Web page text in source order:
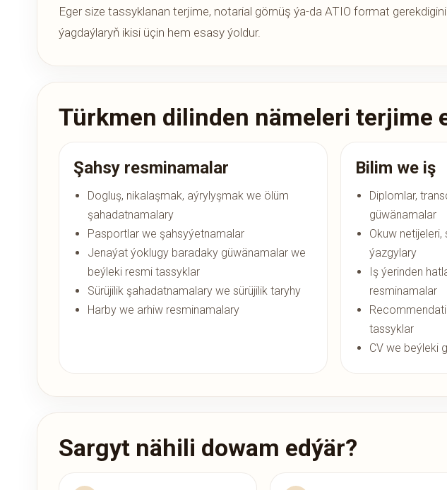
Eger size tassyklanan terjime, notarial görnüş ýa-da ATIO format
ýagdaýlaryň ikisi üçin hem esasy ýoldur.
Türkmen dilinden nämeleri terjime
Şahsy resminamalar
Dogluş, nikalaşmak, aýrylyşmak we ölüm
şahadatnamalary
Pasportlar we şahsyýetnamalar
Jenaýat ýoklugy baradaky güwänamalar we
beýleki resmi tassyklar
Sürüjilik şahadatnamalary we sürüjilik taryhy
Harby we arhiw resminamalary
Bilim we iş
Diplomlar,
güwänamalar
Okuw
ýazgylary
Iş ýerinden
resminamalar
tassyklar
CV we beýleki
Sargyt nähili dowam edýär?